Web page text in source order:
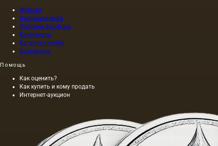
Журнал
Аукционы мира
Фабрики фарфора
Камнерезы
Каталоги клейм
Художники
Помощь
Как оценить?
Как купить и кому продать
Интернет-аукцион